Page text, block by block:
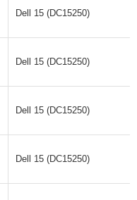
Dell 15 (DC15250)
Dell 15 (DC15250)
Dell 15 (DC15250)
Dell 15 (DC15250)